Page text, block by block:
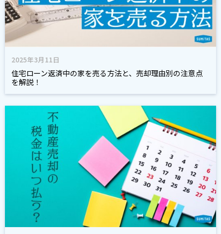
2025年3月11日
住宅ローン返済中の家を売る方法と、売却理由別の注意点
を解説！